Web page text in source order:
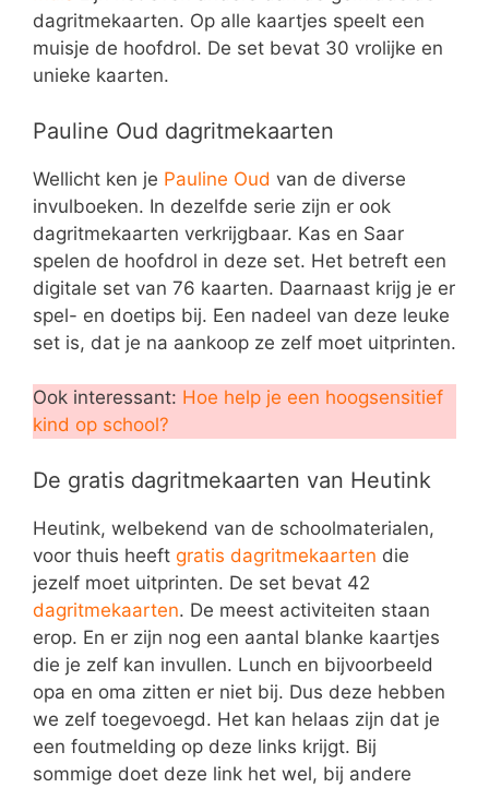
dagritmekaarten. Op alle kaartjes speelt een
muisje de hoofdrol. De set bevat 30 vrolijke en
unieke kaarten.
Pauline Oud dagritmekaarten
Wellicht ken je Pauline Oud van de diverse
invulboeken. In dezelfde serie zijn er ook
dagritmekaarten verkrijgbaar. Kas en Saar
spelen de hoofdrol in deze set. Het betreft een
digitale set van 76 kaarten. Daarnaast krijg je er
spel- en doetips bij. Een nadeel van deze leuke
set is, dat je na aankoop ze zelf moet uitprinten.
Ook interessant: Hoe help je een hoogsensitief
kind op school?
De gratis dagritmekaarten van Heutink
Heutink, welbekend van de schoolmaterialen,
voor thuis heeft gratis dagritmekaarten die
jezelf moet uitprinten. De set bevat 42
dagritmekaarten. De meest activiteiten staan
erop. En er zijn nog een aantal blanke kaartjes
die je zelf kan invullen. Lunch en bijvoorbeeld
opa en oma zitten er niet bij. Dus deze hebben
we zelf toegevoegd. Het kan helaas zijn dat je
een foutmelding op deze links krijgt. Bij
sommige doet deze link het wel, bij andere